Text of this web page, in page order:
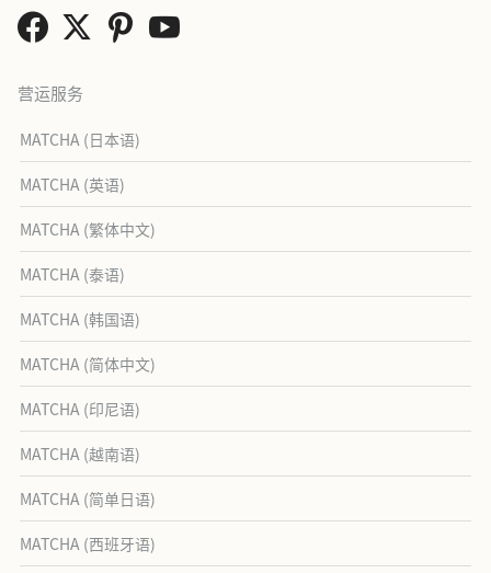
营运服务
MATCHA (日本语)
MATCHA (英语)
MATCHA (繁体中文)
MATCHA (泰语)
MATCHA (韩国语)
MATCHA (简体中文)
MATCHA (印尼语)
MATCHA (越南语)
MATCHA (简单日语)
MATCHA (西班牙语)